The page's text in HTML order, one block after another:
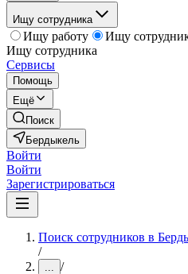
Ищу сотрудника
Ищу работу
Ищу
Ищу сотрудника
Сервисы
Помощь
Ещё
Поиск
Бердыкель
Войти
Войти
Зарегистрироваться
Поиск сотрудников в
/
... /